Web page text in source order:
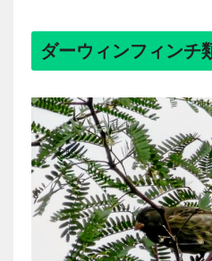
ダーウィンフィンチ